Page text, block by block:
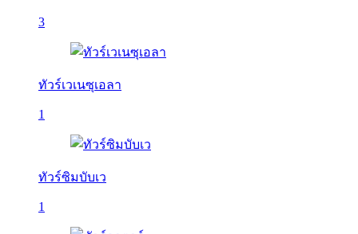
3
ทัวร์เวเนซุเอลา
1
ทัวร์ซิมบับเว
1